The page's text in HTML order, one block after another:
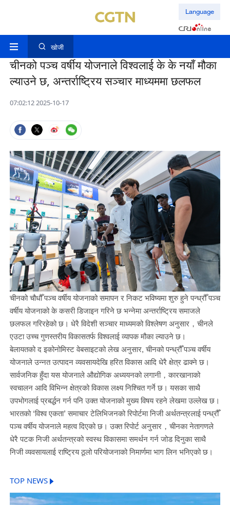
Language
खोजी
चीनको पञ्च वर्षीय योजनाले विश्वलाई के के नयाँ मौका
ल्याउने छ, अन्तर्राष्ट्रिय सञ्चार माध्यममा छलफल
07:02:12 2025-10-17
चीनको चौधौँ पञ्च वर्षीय योजनाको समापन र निकट भविष्यमा शुरु हुने पन्ध्रौँ पञ्च
वर्षीय योजनाको के कसरी डिजाइन गरिने छ भन्नेमा अन्तर्राष्ट्रिय समाजले
छलफल गरिरहेको छ। धेरै विदेशी सञ्चार माध्यमको विश्लेषण अनुसार，चीनले
एउटा उच्च गुणस्तरीय विकासतर्फ विश्वलाई व्यापक मौका ल्याउने छ।
बेलायतको द इकोनोमिस्ट वेबसाइटको लेख अनुसार, चीनको पन्ध्रौँ पञ्च वर्षीय
योजनाले उन्नत उत्पादन व्यवसायदेखि हरित विकास आदि धेरै क्षेत्र ढाक्ने छ।
सार्वजनिक हुँदा यस योजनाले औद्योगिक अध्ययनको लगानी，कारखानाको
स्वचालन आदि विभिन्न क्षेत्रको विकास लक्ष्य निश्चित गर्ने छ। यसका साथै
उपभोगलाई प्रबर्द्धन गर्न पनि उक्त योजनाको मुख्य विषय रहने लेखमा उल्लेख छ।
भारतको ‘विश्व एकता’ समाचार टेलिभिजनको रिपोर्टमा निजी अर्थतन्त्रलाई पन्ध्रौँ
पञ्च वर्षीय योजनाले महत्व दिएको छ। उक्त रिपोर्ट अनुसार，चीनका नेतागणले
धेरै पटक निजी अर्थतन्त्रको स्वस्थ विकासमा समर्थन गर्न जोड दिनुका साथै
निजी व्यवसायलाई राष्ट्रिय ठूलो परियोजनाको निमार्णमा भाग लिन भनिएको छ।
TOP NEWS